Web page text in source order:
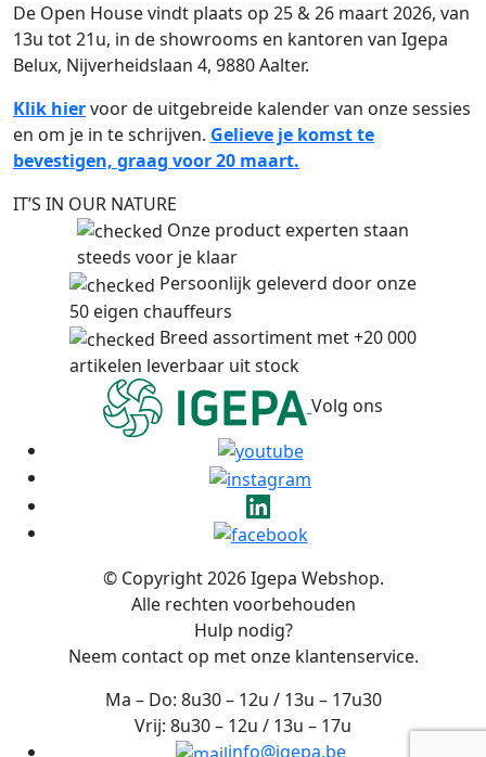
De Open House vindt plaats op 25 & 26 maart 2026, van
13u tot 21u, in de showrooms en kantoren van Igepa
Belux, Nijverheidslaan 4, 9880 Aalter.
Klik hiervoor de uitgebreide kalender van onze sessies
en om je in te schrijven. Gelieve je komst te
bevestigen, graag voor 20 maart.
IT’S IN OUR NATURE
Onze product experten staan
steeds voor je klaar
Persoonlijk geleverd door onze
50 eigen chauffeurs
Breed assortiment met +20 000
artikelen leverbaar uit stock
Volg ons
© Copyright 2026 Igepa Webshop.
Alle rechten voorbehouden
Hulp nodig?
Neem contact op met onze klantenservice.
Ma – Do: 8u30 – 12u / 13u – 17u30
Vrij: 8u30 – 12u / 13u – 17u
info@igepa.be